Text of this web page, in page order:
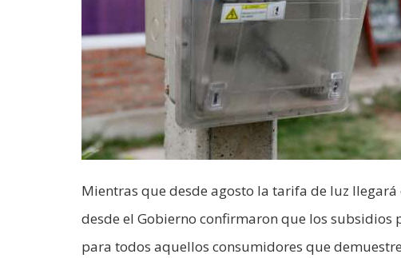
Mientras que desde agosto la tarifa de luz
desde el Gobierno confirmaron que los subsidios
para todos aquellos consumidores que